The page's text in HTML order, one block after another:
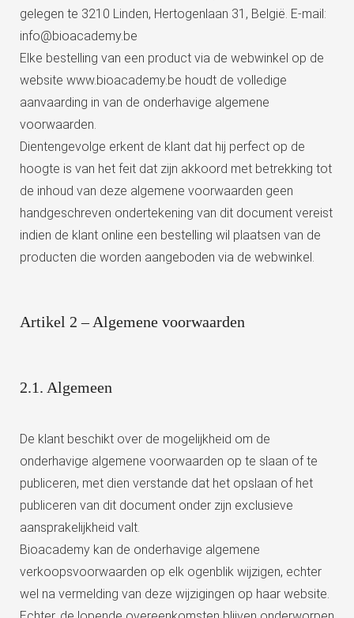
gelegen te 3210 Linden, Hertogenlaan 31, België. E-mail:
info@bioacademy.be
Elke bestelling van een product via de webwinkel op de
website www.bioacademy.be houdt de volledige
aanvaarding in van de onderhavige algemene
voorwaarden.
Dientengevolge erkent de klant dat hij perfect op de
hoogte is van het feit dat zijn akkoord met betrekking tot
de inhoud van deze algemene voorwaarden geen
handgeschreven ondertekening van dit document vereist
indien de klant online een bestelling wil plaatsen van de
producten die worden aangeboden via de webwinkel.
Artikel 2 – Algemene voorwaarden
2.1. Algemeen
De klant beschikt over de mogelijkheid om de
onderhavige algemene voorwaarden op te slaan of te
publiceren, met dien verstande dat het opslaan of het
publiceren van dit document onder zijn exclusieve
aansprakelijkheid valt.
Bioacademy kan de onderhavige algemene
verkoopsvoorwaarden op elk ogenblik wijzigen, echter
wel na vermelding van deze wijzigingen op haar website.